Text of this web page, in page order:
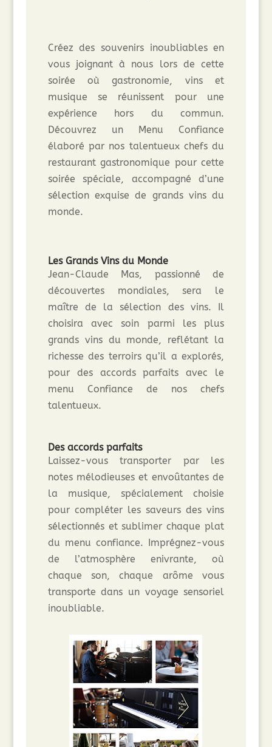
Créez des souvenirs inoubliables en
vous joignant à nous lors de cette
soiréeoù gastronomie, vins et
musique se réunissent pour une
expérience hors du commun.
Découvrez un Menu Confiance
élaboré par nos talentueux chefs du
restaurant gastronomique pour cette
soirée spéciale, accompagné d’une
sélection exquise de grands vins du
monde.
Les Grands Vins du Monde
Jean-Claude Mas, passionné de
découvertes mondiales, sera le
maître de la sélection des vins. Il
choisira avec soin parmi les plus
grands vins du monde, reflétant la
richesse des terroirs qu’il a explorés,
pour des accords parfaits avec le
menu Confiance de nos chefs
talentueux.
Des accords parfaits
Laissez-vous transporter par les
notes mélodieuses et envoûtantes de
la musique, spécialement choisie
pour compléter les saveurs des vins
sélectionnés et sublimer chaque plat
du menu confiance. Imprégnez-vous
de l’atmosphère enivrante, où
chaque son, chaque arôme vous
transporte dans un voyage sensoriel
inoubliable.